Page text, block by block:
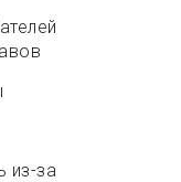
из-за